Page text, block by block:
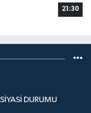
21:30
DURUMU